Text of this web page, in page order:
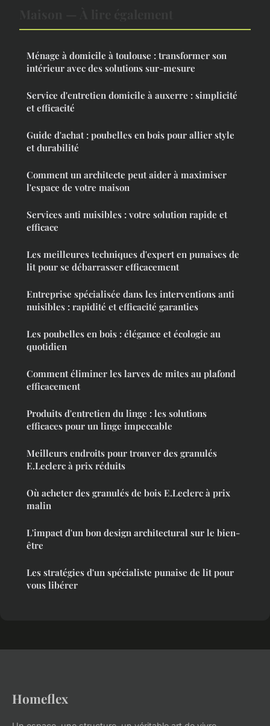
Ménage à domicile à toulouse : transformer son
intérieur avec des solutions sur-mesure
Service d'entretien domicile à auxerre : simplicité
et efficacité
Guide d'achat : poubelles en bois pour allier style
et durabilité
Comment un architecte peut aider à maximiser
l'espace de votre maison
Services anti nuisibles : votre solution rapide et
efficace
Les meilleures techniques d'expert en punaises de
lit pour se débarrasser efficacement
Entreprise spécialisée dans les interventions anti
nuisibles : rapidité et efficacité garanties
Les poubelles en bois : élégance et écologie au
quotidien
Comment éliminer les larves de mites au plafond
efficacement
Produits d'entretien du linge : les solutions
efficaces pour un linge impeccable
Meilleurs endroits pour trouver des granulés
E.Leclerc à prix réduits
Où acheter des granulés de bois E.Leclerc à prix
malin
L'impact d'un bon design architectural sur le bien-
être
Les stratégies d'un spécialiste punaise de lit pour
vous libérer
Homeflex